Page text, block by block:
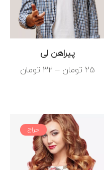
پیراهن لی
25 تومان –
32 تومان
حراج